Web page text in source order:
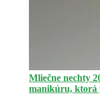
Mliečne nechty
manikúru, ktorá